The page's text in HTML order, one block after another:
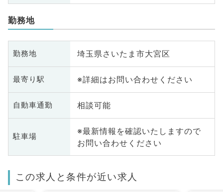
勤務地
勤務地 埼玉県さいたま市大宮区
最寄り駅 ※詳細はお問い合わせください
自動車通勤 相談可能
駐車場
※最新情報を確認いたしますので
お問い合わせください
この求人と条件が近い求人